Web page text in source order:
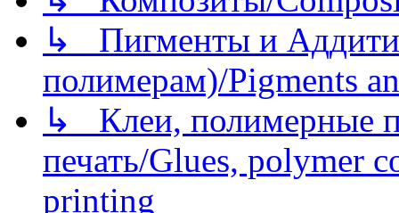
↳ Пигменты и
полимерам)/Pigments
↳ Клеи, полимерные
печать/Glues, polymer
printing